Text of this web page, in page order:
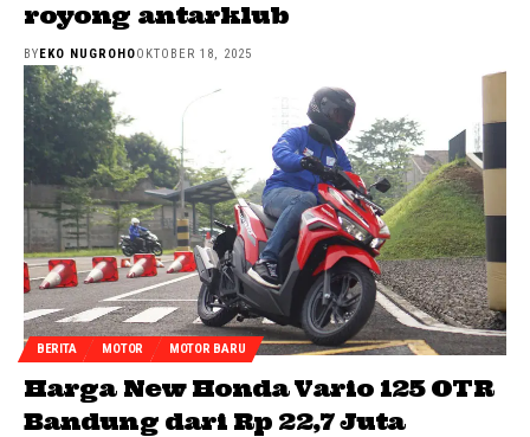
royong antarklub
BYEKO NUGROHOOKTOBER 18, 2025
BERITA MOTOR MOTOR BARU
Harga New Honda Vario 125 OTR
Bandung dari Rp 22,7 Juta